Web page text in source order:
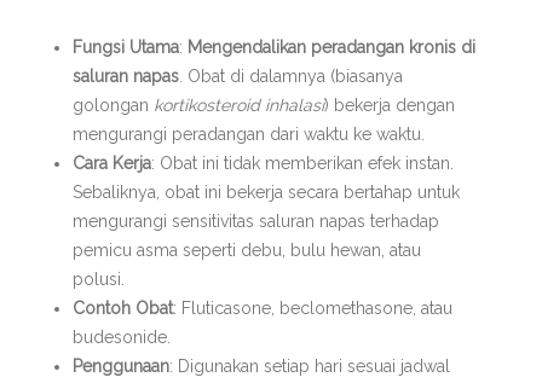
Fungsi Utama: Mengendalikan peradangan kronis di
saluran napas . Obat di dalamnya (biasanya
golongan kortikosteroid inhalasi) bekerja dengan
mengurangi peradangan dari waktu ke waktu.
Cara Kerja: Obat ini tidak memberikan efek instan.
Sebaliknya, obat ini bekerja secara bertahap untuk
mengurangi sensitivitas saluran napas terhadap
pemicu asma seperti debu, bulu hewan, atau
polusi.
Contoh Obat: Fluticasone, beclomethasone, atau
budesonide.
Penggunaan: Digunakan setiap hari sesuai jadwal